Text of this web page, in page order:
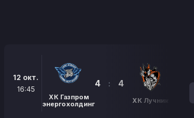
12 окт.
16:45
ХК Газпром
энергохолдинг
4 : 4
ХК Лучник